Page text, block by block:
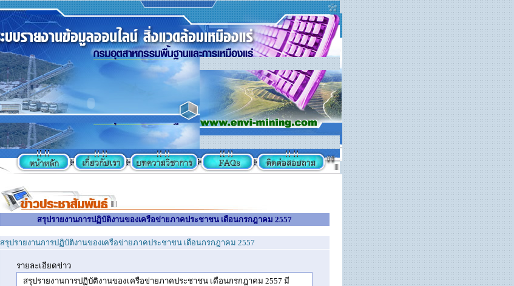
สรุปรายงานการปฏิบัติงานของเครือข่ายภาคประชาชน เดือนกรกฎาคม 2557
สรุปรายงานการปฏิบัติงานของเครือข่ายภาคประชาชน เดือนกรกฎาคม 2557
รายละเอียดข่าว
สรุปรายงานการปฏิบัติงานของเครือข่ายภาคประชาชน เดือนกรกฎาคม 2557 มี